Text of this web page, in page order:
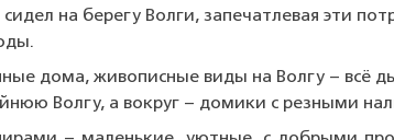
на берегу Волги, запечатлевая эти
дома, живописные виды на Волгу – всё
Волгу, а вокруг – домики с резными